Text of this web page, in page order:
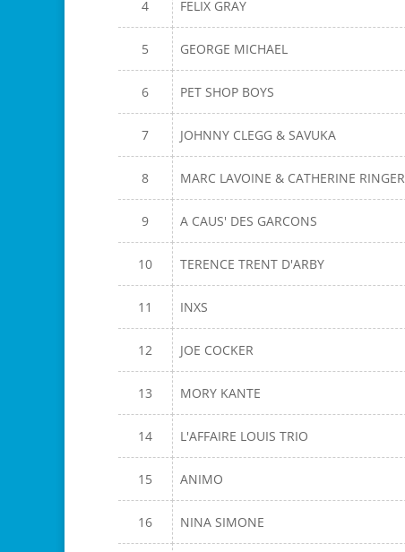
4 FELIX GRAY
5 GEORGE MICHAEL
6 PET SHOP BOYS
7 JOHNNY CLEGG & SAVUKA
8 MARC LAVOINE & CATHERINE RINGER
9 A CAUS' DES GARCONS
10 TERENCE TRENT D'ARBY
11 INXS
12 JOE COCKER
13 MORY KANTE
14 L'AFFAIRE LOUIS TRIO
15 ANIMO
16 NINA SIMONE